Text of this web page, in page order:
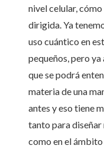
nivel celular,
dirigida. Ya
uso cuántico en
pequeños, pero
que se podrá
materia de una
antes y eso tiene
tanto para diseñar
como en el